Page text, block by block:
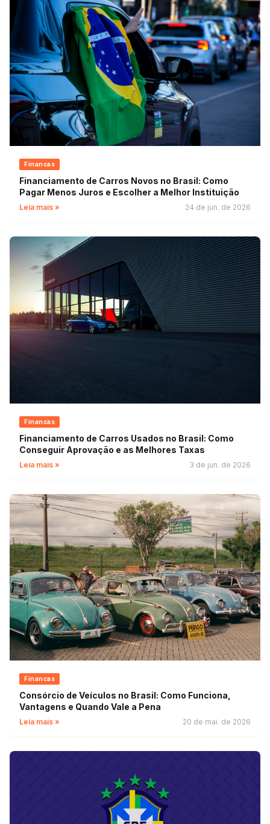
Financas
Financiamento de Carros Novos no Brasil: Como
Pagar Menos Juros e Escolher a Melhor Instituição
Leia mais » 24 de jun. de 2026
Financas
Financiamento de Carros Usados no Brasil: Como
Conseguir Aprovação e as Melhores Taxas
Leia mais » 3 de jun. de 2026
Financas
Consórcio de Veículos no Brasil: Como Funciona,
Vantagens e Quando Vale a Pena
Leia mais » 20 de mai. de 2026